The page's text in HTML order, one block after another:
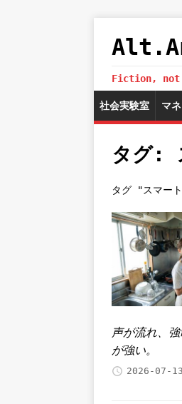
Fiction, not
社会実験室 マ
タグ:
タグ "スマー
声が流れ、
が強い。
2026-07-13